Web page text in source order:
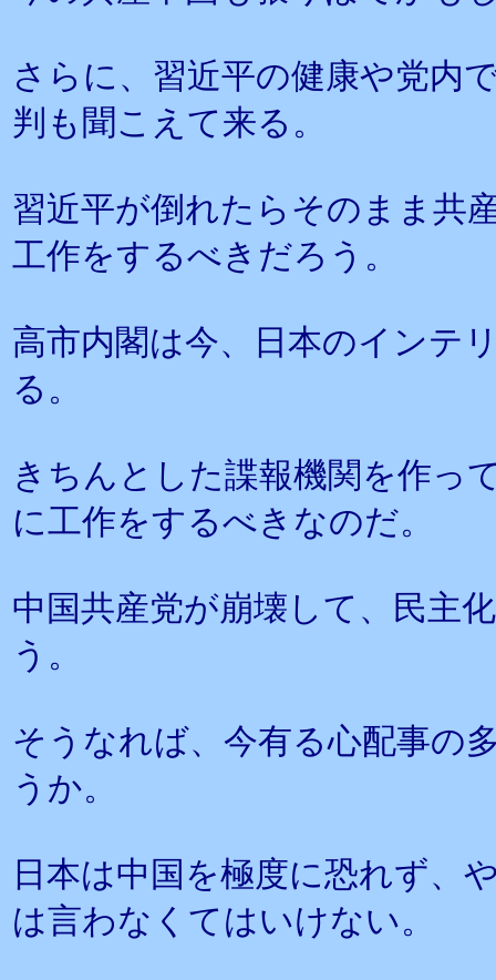
さらに、習近平の健康や党内
判も聞こえて来る。
習近平が倒れたらそのまま共
工作をするべきだろう。
高市内閣は今、日本のインテ
る。
きちんとした諜報機関を作っ
に工作をするべきなのだ。
中国共産党が崩壊して、民主
う。
そうなれば、今有る心配事の
うか。
日本は中国を極度に恐れず、
は言わなくてはいけない。